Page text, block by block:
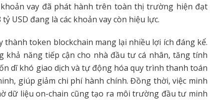
vay đã phát hành trên toàn thị trường hiện đạt
USD đang là các khoản vay còn hiệu lực.
thành token blockchain mang lại nhiều lợi ích đáng kể.
khả năng tiếp cận cho nhà đầu tư cá nhân, tăng tính
dĩ khó giao dịch và tự động hóa quy trình thanh toán
giúp giảm chi phí hành chính. Đồng thời, việc minh
dữ liệu on-chain cũng tạo ra môi trường đầu tư minh